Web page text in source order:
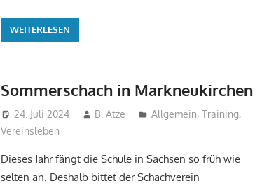
WEITERLESEN
Sommerschach in Markneukirchen
24. Juli 2024 B. Atze Allgemein,Training,
Vereinsleben
Dieses Jahr fängt die Schule in Sachsen so früh wie
selten an. Deshalb bittet der Schachverein